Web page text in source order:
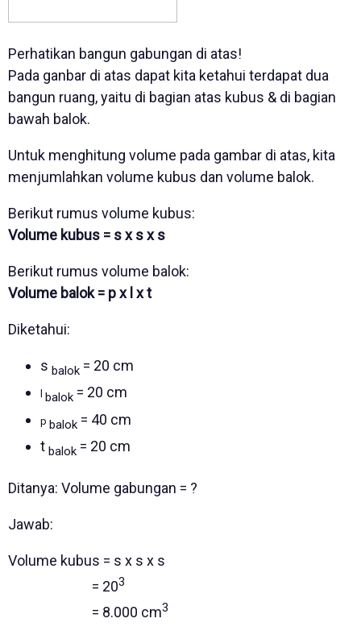
Perhatikan bangun gabungan di atas!
Pada ganbar di atas dapat kita ketahui terdapat dua
bangun ruang, yaitu di bagian atas kubus & di bagian
bawah balok.
Untuk menghitung volume pada gambar di atas, kita
menjumlahkan volume kubus dan volume balok.
Berikut rumus volume kubus:
Volume kubus = s x s x s
Berikut rumus volume balok:
Volume balok = p x l x t
Diketahui:
s balok = 20 cm
balok = 20 cm
p balok = 40 cm
t balok = 20 cm
Ditanya: Volume gabungan = ?
Jawab:
Volume kubus = s x s x s
= 203
= 8.000 cm3